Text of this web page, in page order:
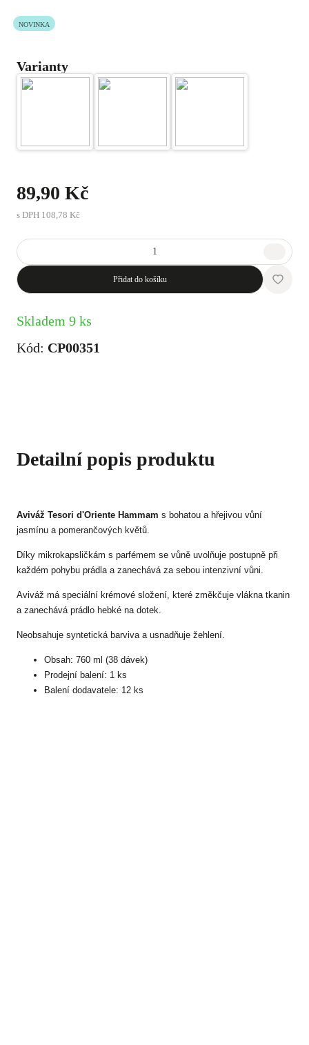
NOVINKA
Varianty
89,90 Kč
s DPH 108,78 Kč
Přidat do košíku
Skladem 9 ks
Kód: CP00351
Detailní popis produktu
Aviváž Tesori d'Oriente Hammam s bohatou a hřejivou vůní
jasmínu a pomerančových květů.
Díky mikrokapsličkám s parfémem se vůně uvolňuje postupně při
každém pohybu prádla a zanechává za sebou intenzivní vůni.
Aviváž má speciální krémové složení, které změkčuje vlákna tkanin
a zanechává prádlo hebké na dotek.
Neobsahuje syntetická barviva a usnadňuje žehlení.
Obsah: 760 ml (38 dávek)
Prodejní balení: 1 ks
Balení dodavatele: 12 ks